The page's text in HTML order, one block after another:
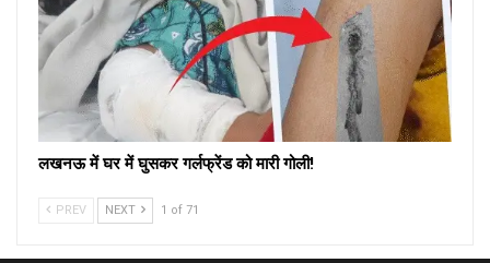
लखनऊ में घर में घुसकर गर्लफ्रेंड को मारी गोली!
PREV NEXT 1 of 71